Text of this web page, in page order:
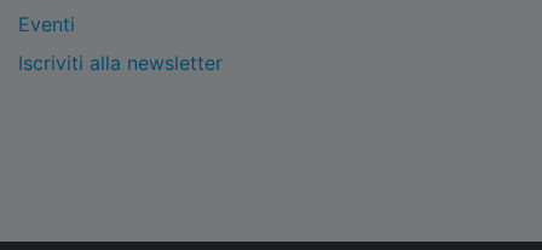
Eventi
Iscriviti alla newsletter